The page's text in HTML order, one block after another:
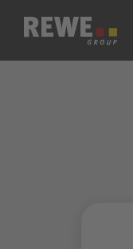
Zum Inhalt springen